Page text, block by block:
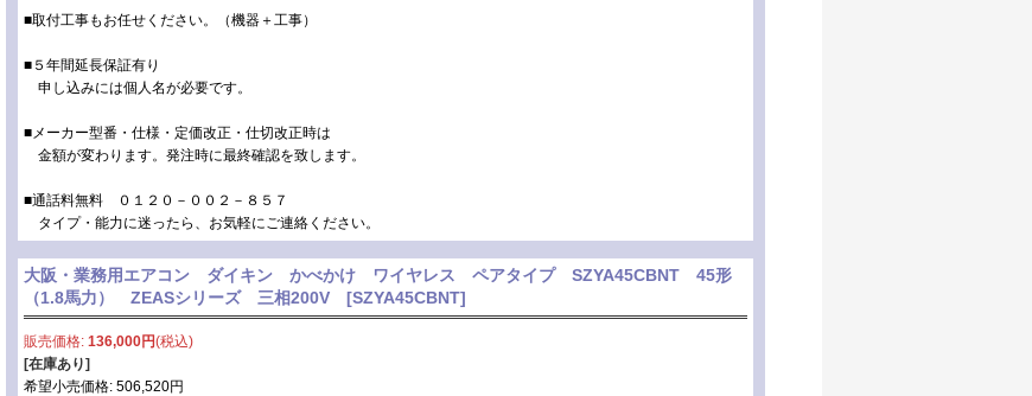
■取付工事もお任せください。（機器＋工事）
■５年間延長保証有り
申し込みには個人名が必要です。
■メーカー型番・仕様・定価改正・仕切改正時は
金額が変わります。発注時に最終確認を致します。
■通話料無料 ０１２０－００２－８５７
タイプ・能力に迷ったら、お気軽にご連絡ください。
大阪・業務用エアコン ダイキン かべかけ ワイヤレス ペアタイプ SZYA45CBNT 45形
（1.8馬力） ZEASシリーズ 三相200V [SZYA45CBNT]
販売価格: 136,000円(税込)
[在庫あり]
希望小売価格: 506,520円